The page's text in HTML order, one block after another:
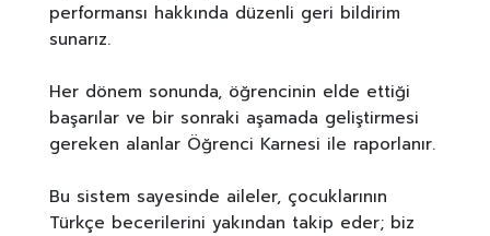
performansı hakkında düzenli geri bildirim
sunarız.
Her dönem sonunda, öğrencinin elde ettiği
başarılar ve bir sonraki aşamada geliştirmesi
gereken alanlar Öğrenci Karnesi ile raporlanır.
Bu sistem sayesinde aileler, çocuklarının
Türkçe becerilerini yakından takip eder; biz